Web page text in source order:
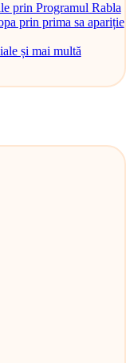
prin Programul Rabla
prin prima sa apariție
și mai multă